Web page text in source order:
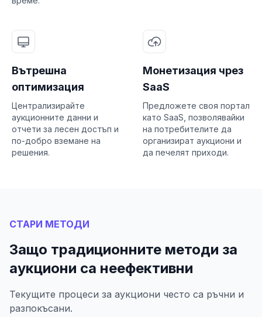
Вътрешна
оптимизация
Централизирайте
аукционните данни и
отчети за лесен достъп и
по-добро вземане на
решения.
Монетизация чрез
SaaS
Предложете своя портал
като SaaS, позволявайки
на потребителите да
организират аукциони и
да печелят приходи.
СТАРИ МЕТОДИ
Защо традиционните методи за
аукциони са неефективни
Текущите процеси за аукциони често са ръчни и
разпокъсани.